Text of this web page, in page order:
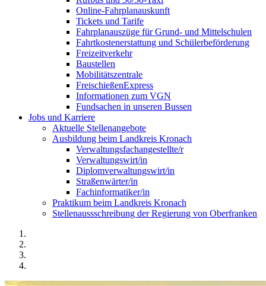
Online-Fahrplanauskunft
Tickets und Tarife
Fahrplanauszüge für Grund- und Mittelschulen
Fahrtkostenerstattung und Schülerbeförderung
Freizeitverkehr
Baustellen
Mobilitätszentrale
FreischießenExpress
Informationen zum VGN
Fundsachen in unseren Bussen
Jobs und Karriere
Aktuelle Stellenangebote
Ausbildung beim Landkreis Kronach
Verwaltungsfachangestellte/r
Verwaltungswirt/in
Diplomverwaltungswirt/in
Straßenwärter/in
Fachinformatiker/in
Praktikum beim Landkreis Kronach
Stellenaussschreibung der Regierung von Oberfranken